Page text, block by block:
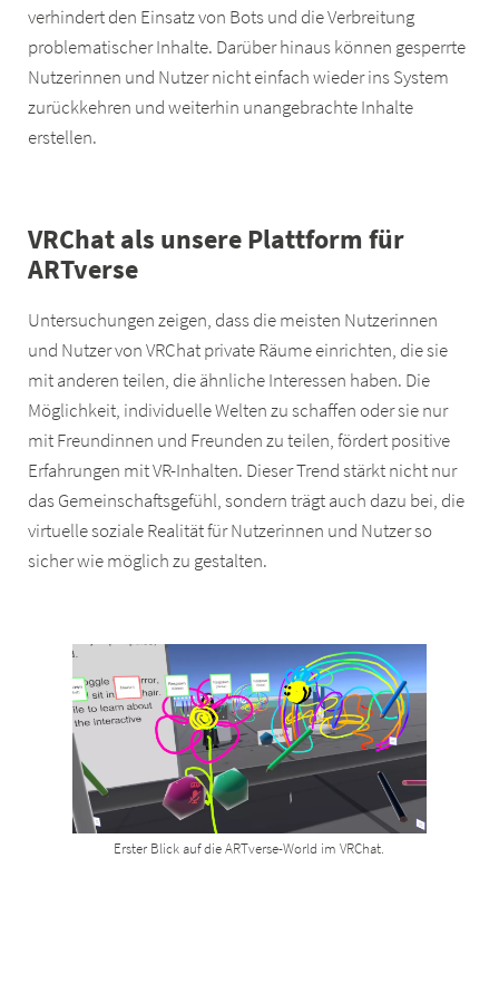
verhindert den Einsatz von Bots und die Verbreitung
problematischer Inhalte. Darüber hinaus können gesperrte
Nutzerinnen und Nutzer nicht einfach wieder ins System
zurückkehren und weiterhin unangebrachte Inhalte
erstellen.
VRChat als unsere Plattform für
ARTverse
Untersuchungen zeigen, dass die meisten Nutzerinnen
und Nutzer von VRChat private Räume einrichten, die sie
mit anderen teilen, die ähnliche Interessen haben. Die
Möglichkeit, individuelle Welten zu schaffen oder sie nur
mit Freundinnen und Freunden zu teilen, fördert positive
Erfahrungen mit VR-Inhalten. Dieser Trend stärkt nicht nur
das Gemeinschaftsgefühl, sondern trägt auch dazu bei, die
virtuelle soziale Realität für Nutzerinnen und Nutzer so
sicher wie möglich zu gestalten.
Erster Blick auf die ARTverse-World im VRChat.